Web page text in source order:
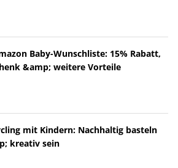
Baby-Wunschliste: 15% Rabatt,
&amp; weitere Vorteile
mit Kindern: Nachhaltig basteln
kreativ sein